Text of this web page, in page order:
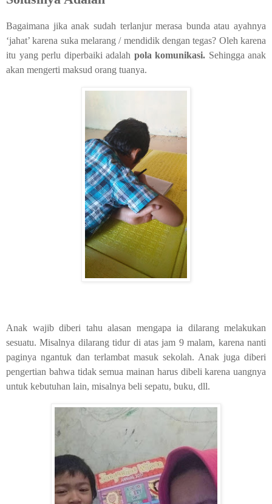
Bagaimana jika anak sudah terlanjur merasa bunda atau ayahnya
‘jahat’ karena suka melarang / mendidik dengan tegas? Oleh karena
itu yang perlu diperbaiki adalah pola komunikasi. Sehingga anak
akan mengerti maksud orang tuanya.
Anak wajib diberi tahu alasan mengapa ia dilarang melakukan
sesuatu. Misalnya dilarang tidur di atas jam 9 malam, karena nanti
paginya ngantuk dan terlambat masuk sekolah. Anak juga diberi
pengertian bahwa tidak semua mainan harus dibeli karena uangnya
untuk kebutuhan lain, misalnya beli sepatu, buku, dll.